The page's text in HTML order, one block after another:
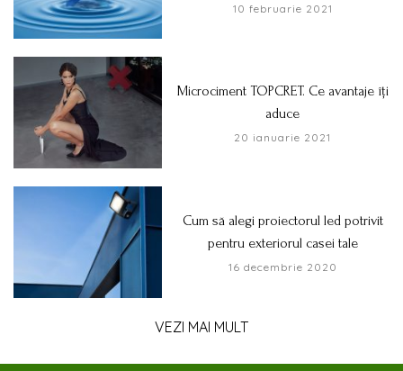
10 februarie 2021
Microciment TOPCRET. Ce avantaje îți
aduce
20 ianuarie 2021
Cum să alegi proiectorul led potrivit
pentru exteriorul casei tale
16 decembrie 2020
VEZI MAI MULT